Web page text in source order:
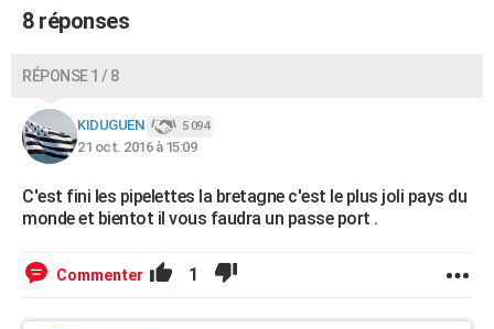
S'inscrire
Se connecter
Lycées
Collèges
Primaires
Universités
Entreprises
Service militaire
Avis de recherche
AVIS DE DÉCÈS
Bricolage
Lifestyle
Culture
Sport
Auto
Television
Voyage
Cinema
8 réponses
RÉPONSE 1 / 8
KIDUGUEN 5 094
21 oct. 2016 à 15:09
C'est fini les pipelettes la bretagne c'est le plus joli pays du
monde et bientot il vous faudra un passe port .
Commenter 1